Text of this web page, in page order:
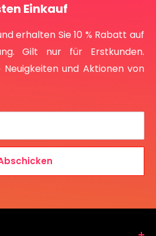
Einkauf
erhalten Sie 10 % Rabatt auf
Gilt nur für Erstkunden.
Neuigkeiten und Aktionen von